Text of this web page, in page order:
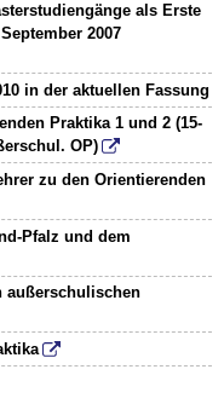
als Erste
2007
in der aktuellen Fassung
Praktika 1 und 2 (15-
OP)
zu den Orientierenden
Pfalz und dem
außerschulischen